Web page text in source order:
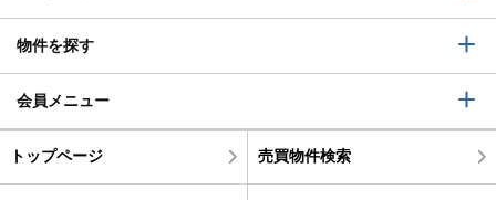
物件を探す
会員メニュー
トップページ 売買物件検索